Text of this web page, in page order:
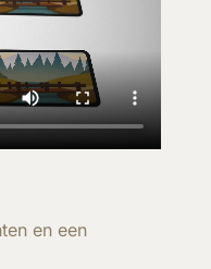
en een